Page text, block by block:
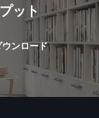
ット
ンロード